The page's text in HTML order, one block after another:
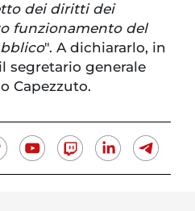
dei diritti dei
funzionamento del
". A dichiararlo, in
segretario generale
Capezzuto.